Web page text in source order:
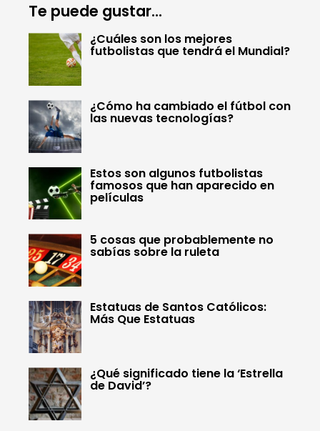
Te puede gustar...
¿Cuáles son los mejores
futbolistas que tendrá el Mundial?
¿Cómo ha cambiado el fútbol con
las nuevas tecnologías?
Estos son algunos futbolistas
famosos que han aparecido en
películas
5 cosas que probablemente no
sabías sobre la ruleta
Estatuas de Santos Católicos:
Más Que Estatuas
¿Qué significado tiene la ‘Estrella
de David’?